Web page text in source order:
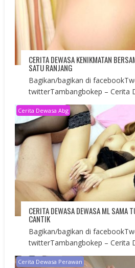
CERITA DEWASA KENIKMATAN
SATU RANJANG
Bagikan/bagikan di
twitterTambangbokep – Cerita
Cerita Dewasa Abg
CERITA DEWASA DEWASA ML SAMA
CANTIK
Bagikan/bagikan di
twitterTambangbokep – Cerita
Cerita Dewasa Perawan